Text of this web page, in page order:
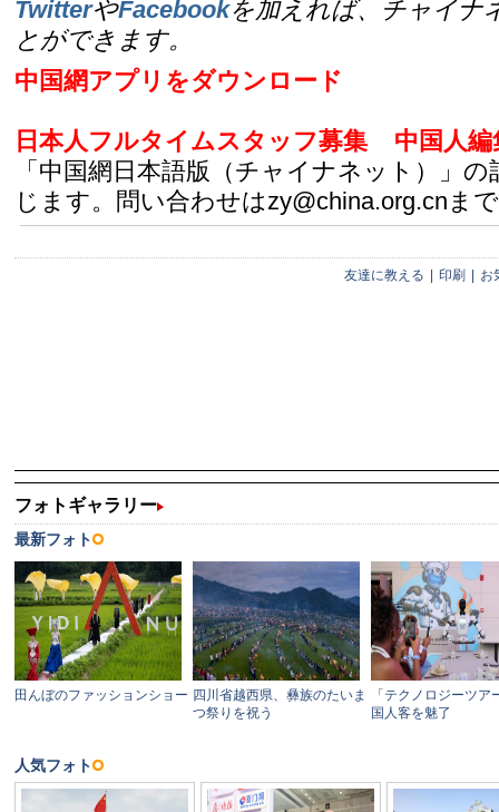
TwitterやFacebookを加えれば、チャイナ
とができます。
中国網アプリをダウンロード
日本人フルタイムスタッフ募集
中国人
「中国網日本語版（チャイナネット）」
じます。問い合わせはzy@china.org.cnまで
友達に教える 印刷 お